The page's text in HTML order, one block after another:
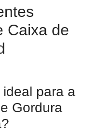
Caixa de
para a
Gordura